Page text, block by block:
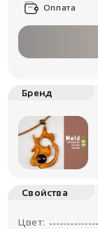
Оплата
Бренд
Свойства
Цвет: